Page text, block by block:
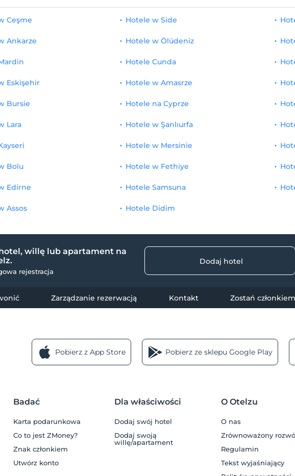
Ceşme
Ankarze
Eskişehir
Bursie
Hotele w Side
Hotele w Ölüdeniz
Hotele Cunda
Hotele w Amasrze
Hotele na Cyprze
Lara
Bolu
Edirne
Assos
Hotele w Şanlıurfa
Hotele w Mersinie
Hotele w Fethiye
Hotele Samsuna
Hotele Didim
willę lub apartament na
rejestracja
Dodaj hotel
Zarządzanie rezerwacją Kontakt Zostań członkiem
Pobierz z App Store Pobierz ze sklepu Google Play
Badać
Karta podarunkowa
Co to jest ZMoney?
Znak członkiem
Utwórz konto
Dla właściwości
Dodaj swój hotel
Dodaj swoją
willę/apartament
O Otelzu
O nas
Zrównoważony
Regulamin
Tekst wyjaśniający